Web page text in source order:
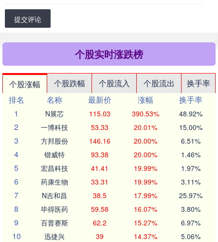
提交评论
个股实时涨跌榜
个股涨幅 个股跌幅 个股流入 个股流出
换手率
排名
名称 最新价 涨幅
换手率
1
N展芯 115.03 390.53% 48.92%
2 一博科技 53.33 20.01% 15.00%
3 方邦股份 146.16 20.00% 6.51%
4 锴威特 93.38 20.00% 1.46%
5 宏昌科技 41.41 19.99% 1.97%
6 药康生物 33.31 19.99% 3.11%
7 N吉和昌 38.5 17.99% 25.97%
8 毕得医药 59.58 16.07% 3.80%
9 百普赛斯 62.2 15.27% 6.97%
10 迅捷兴 39 14.37% 5.06%